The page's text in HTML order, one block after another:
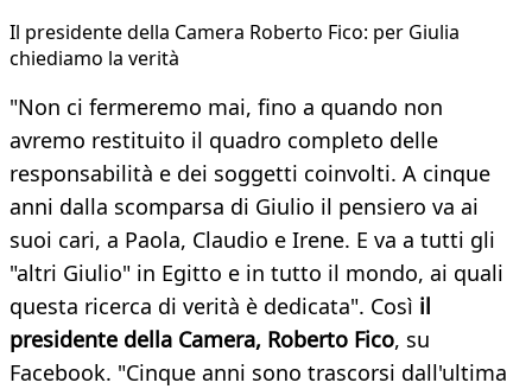
Il presidente della Camera Roberto Fico: per Giulia
chiediamo la verità
"Non ci fermeremo mai, fino a quando non
avremo restituito il quadro completo delle
responsabilità e dei soggetti coinvolti. A cinque
anni dalla scomparsa di Giulio il pensiero va ai
suoi cari, a Paola, Claudio e Irene. E va a tutti gli
"altri Giulio" in Egitto e in tutto il mondo, ai quali
questa ricerca di verità è dedicata". Così il
presidente della Camera, Roberto Fico, su
Facebook. "Cinque anni sono trascorsi dall'ultima